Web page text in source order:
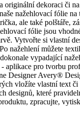
originální dekoraci či
nažehlovací fólie
ale také polštáře,
fólie jsou
Vytvořte si vlastní
nažehlení můžete
vypadající
aplikace pro tvorbu
Designer Avery®
vložíte vlastní text
designů, které
zpracujte,